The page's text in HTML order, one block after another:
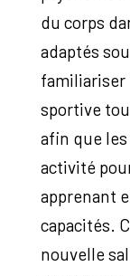
du corps
adaptés
familiariser
sportive
afin que
activité
apprenant
capacités.
nouvelle